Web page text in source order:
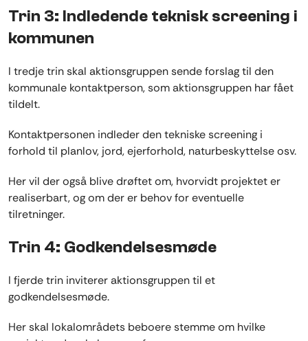
Trin 3: Indledende teknisk screening i
kommunen
I tredje trin skal aktionsgruppen sende forslag til den
kommunale kontaktperson, som aktionsgruppen har fået
tildelt.
Kontaktpersonen indleder den tekniske screening i
forhold til planlov, jord, ejerforhold, naturbeskyttelse osv.
Her vil der også blive drøftet om, hvorvidt projektet er
realiserbart, og om der er behov for eventuelle
tilretninger.
Trin 4: Godkendelsesmøde
I fjerde trin inviterer aktionsgruppen til et
godkendelsesmøde.
Her skal lokalområdets beboere stemme om hvilke